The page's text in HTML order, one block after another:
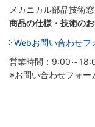
メカニカル部品技術
商品の仕様・技術の
Webお問い合わせフ
営業時間：9:00～
※お問い合わせフォー